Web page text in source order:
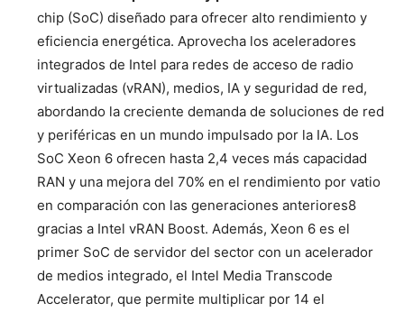
chip (SoC) diseñado para ofrecer alto rendimiento y
eficiencia energética. Aprovecha los aceleradores
integrados de Intel para redes de acceso de radio
virtualizadas (vRAN), medios, IA y seguridad de red,
abordando la creciente demanda de soluciones de red
y periféricas en un mundo impulsado por la IA. Los
SoC Xeon 6 ofrecen hasta 2,4 veces más capacidad
RAN y una mejora del 70% en el rendimiento por vatio
en comparación con las generaciones anteriores8
gracias a Intel vRAN Boost. Además, Xeon 6 es el
primer SoC de servidor del sector con un acelerador
de medios integrado, el Intel Media Transcode
Accelerator, que permite multiplicar por 14 el